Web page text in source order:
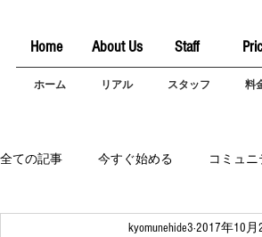
Home About Us Staff
ホーム リアル スタッフ 料
全ての記事 今すぐ始める コミュニ
kyomunehide3 2017年10月